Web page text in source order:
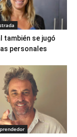
también se jugó
personales